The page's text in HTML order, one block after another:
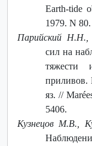
Earth-tide
1979. N
Парийский
сил на
тяжести
приливов.
яз. //
5406.
Кузнецов М.В.,